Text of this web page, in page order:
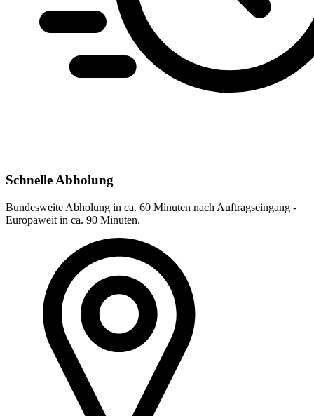
Schnelle Abholung
Bundesweite Abholung in ca. 60 Minuten nach Auftragseingang -
Europaweit in ca. 90 Minuten.